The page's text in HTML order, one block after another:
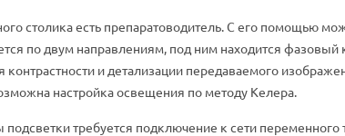
столика есть препаратоводитель. С его помощью
по двум направлениям, под ним находится
контрастности и детализации передаваемого
настройка освещения по методу Келера.
подсветки требуется подключение к сети переменного